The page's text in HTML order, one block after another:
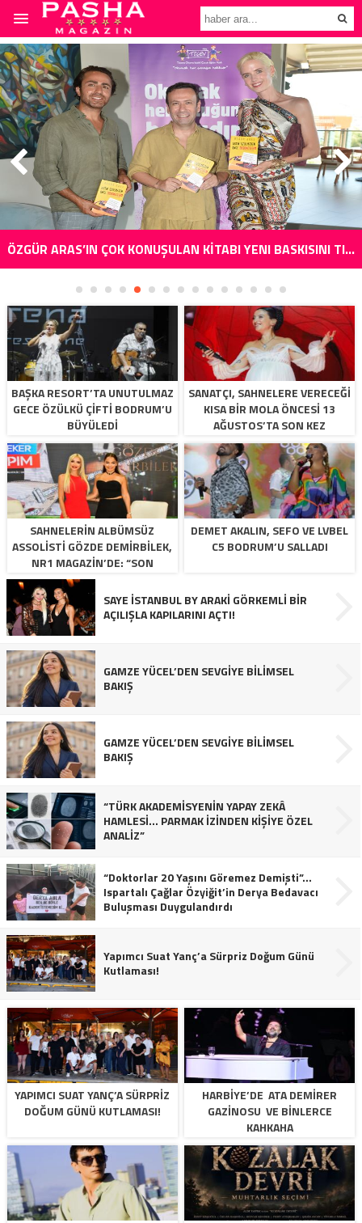
ÖZGÜR ARAS’IN ÇOK KONUŞULAN KİTABI YENI BASKISINI TITANIC LUXURY COLLECTION BODRUM’DA KUTLADI
BAŞKA RESORT’TA UNUTULMAZ
GECE ÖZÜLKÜ ÇIFTI BODRUM’U
BÜYÜLEDI
SANATÇI, SAHNELERE VERECEĞİ
KISA BİR MOLA ÖNCESİ 13
AĞUSTOS’TA SON KEZ
HARBİYE’DE OLACAK!
SAHNELERİN ALBÜMSÜZ
ASSOLİSTİ GÖZDE DEMİRBİLEK,
NR1 MAGAZİN’DE: “SON
ASSOLİST OLARAK VAR
OLACAĞIM!”
DEMET AKALIN, SEFO VE LVBEL
C5 BODRUM’U SALLADI
SAYE İSTANBUL BY ARAKİ GÖRKEMLİ BİR
AÇILIŞLA KAPILARINI AÇTI!
GAMZE YÜCEL’DEN SEVGİYE BİLİMSEL
BAKIŞ
GAMZE YÜCEL’DEN SEVGİYE BİLİMSEL
BAKIŞ
“TÜRK AKADEMİSYENİN YAPAY ZEKÂ
HAMLESİ… PARMAK İZİNDEN KİŞİYE ÖZEL
ANALİZ”
“Doktorlar 20 Yaşını Göremez Demişti”…
Ispartalı Çağlar Özyiğit’in Derya Bedavacı
Buluşması Duygulandırdı
Yapımcı Suat Yanç’a Sürpriz Doğum Günü
Kutlaması!
YAPIMCI SUAT YANÇ’A SÜRPRIZ
DOĞUM GÜNÜ KUTLAMASI!
HARBİYE’DE ATA DEMİRER
GAZİNOSU VE BİNLERCE
KAHKAHA